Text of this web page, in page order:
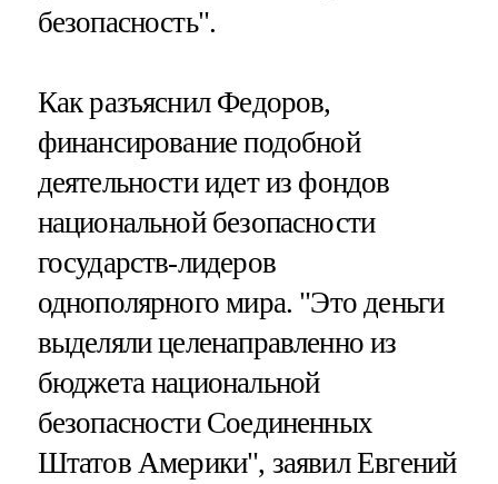
безопасность".
Как разъяснил Федоров,
финансирование подобной
деятельности идет из фондов
национальной безопасности
государств-лидеров
однополярного мира. "Это деньги
выделяли целенаправленно из
бюджета национальной
безопасности Соединенных
Штатов Америки", заявил Евгений